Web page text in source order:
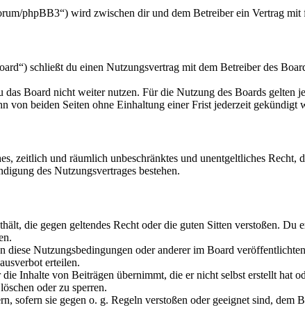
phpBB3“) wird zwischen dir und dem Betreiber ein Vertrag mit
schließt du einen Nutzungsvertrag mit dem Betreiber des
Board nicht weiter nutzen. Für die Nutzung des Boards gelten
von beiden Seiten ohne Einhaltung einer Frist jederzeit gekündigt
zeitlich und räumlich unbeschränktes und unentgeltliches Recht,
des Nutzungsvertrages bestehen.
die gegen geltendes Recht oder die guten Sitten verstoßen. Du
diese Nutzungsbedingungen oder anderer im Board
erteilen.
Inhalte von Beiträgen übernimmt, die er nicht selbst erstellt hat
oder zu sperren.
sofern sie gegen o. g. Regeln verstoßen oder geeignet sind, dem